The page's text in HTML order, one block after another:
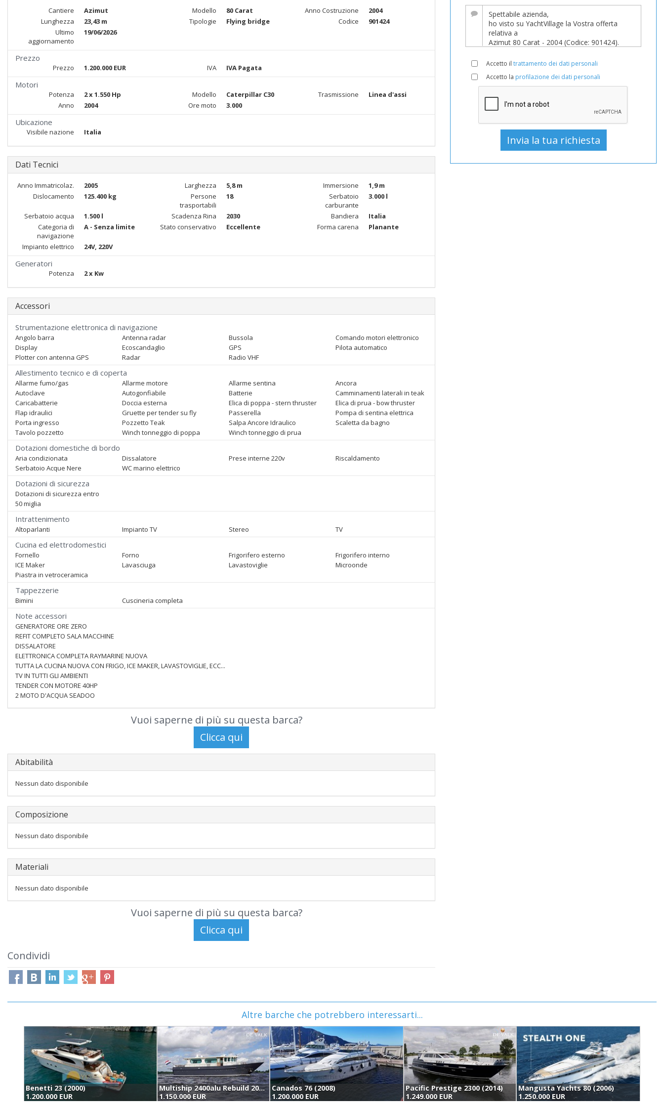
Barca
In
Barche
Barca
a
motore
vendita,
Barca
Cantiere Azimut Modello 80 Carat Anno Costruzione
2004
Lunghezza
23,43 m Tipologie Flying bridge Codice
901424
Ultimo
aggiornamento
19/06/2026
Prezzo
Prezzo 1.200.000 EUR IVA IVA Pagata
Motori
Potenza 2 x 1.550 Hp Modello Caterpillar C30 Trasmissione
Linea d'assi
Anno
2004 Ore moto 3.000
Ubicazione
Visibile nazione Italia
Dati Tecnici
Anno Immatricolaz. 2005 Larghezza 5,8 m Immersione
1,9 m
Dislocamento
125.400 kg
Persone
trasportabili
18
Serbatoio
carburante
3.000 l
Serbatoio acqua 1.500 l Scadenza Rina 2030 Bandiera
Italia
Categoria di
navigazione
A - Senza limite Stato conservativo Eccellente Forma carena Planante
Impianto elettrico 24V, 220V
Generatori
Potenza 2 x Kw
Accessori
Strumentazione elettronica di navigazione
Angolo barra Antenna radar Bussola
Comando motori elettronico
Display
Ecoscandaglio GPS
Pilota automatico
Plotter con antenna GPS
Radar Radio VHF
Allestimento tecnico e di coperta
Allarme fumo/gas Allarme motore Allarme sentina
Ancora
Autoclave
Autogonfiabile Batterie
Camminamenti laterali in teak
Caricabatterie
Doccia esterna Elica di poppa - stern thruster
Elica di prua - bow thruster
Flap idraulici
Gruette per tender su fly Passerella
Pompa di sentina elettrica
Porta ingresso
Pozzetto Teak Salpa Ancore Idraulico
Scaletta da bagno
Tavolo pozzetto
Winch tonneggio di poppa Winch tonneggio di prua
Dotazioni domestiche di bordo
Aria condizionata Dissalatore Prese interne 220v
Riscaldamento
Serbatoio Acque Nere
WC marino elettrico
Dotazioni di sicurezza
Dotazioni di sicurezza entro
50 miglia
Intrattenimento
Altoparlanti Impianto TV Stereo TV
Cucina ed elettrodomestici
Fornello Forno Frigorifero esterno
Frigorifero interno
ICE Maker
Lavasciuga Lavastoviglie
Microonde
Piastra in vetroceramica
Tappezzerie
Bimini Cuscineria completa
Note accessori
GENERATORE ORE ZERO
REFIT COMPLETO SALA MACCHINE
DISSALATORE
ELETTRONICA COMPLETA RAYMARINE NUOVA
TUTTA LA CUCINA NUOVA CON FRIGO, ICE MAKER, LAVASTOVIGLIE, ECC...
TV IN TUTTI GLI AMBIENTI
TENDER CON MOTORE 40HP
2 MOTO D'ACQUA SEADOO
Vuoi saperne di più su questa barca?
Abitabilità
Nessun dato disponibile
Composizione
Nessun dato disponibile
Materiali
Nessun dato disponibile
Vuoi saperne di più su questa barca?
Condividi
Accetto il trattamento dei dati personali
Accetto la profilazione dei dati personali
Altre barche che potrebbero interessarti...
Benetti 23 (2000)
1.200.000 EUR
Multiship 2400alu Rebuild 2011 (2011)
1.150.000 EUR
Canados 76 (2008)
1.200.000 EUR
Pacific Prestige 2300 (2014)
1.249.000 EUR
Mangusta Yachts 80 (2006)
1.250.000 EUR